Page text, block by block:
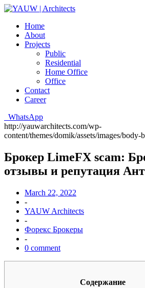
Home
About
Projects
Public
Residential
Home Office
Office
Contact
Career
WhatsApp
http://yauwarchitects.com/wp-
content/themes/domik/assets/images/body-
Брокер LimeFX scam:
отзывы и репутация
March 22, 2022
-
YAUW Architects
-
Форекс Брокеры
-
0 comment
Содержание